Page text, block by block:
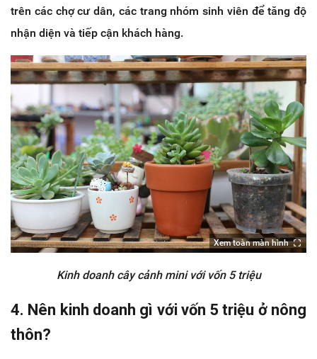
trên các chợ cư dân, các trang nhóm sinh viên để tăng độ
nhận diện và tiếp cận khách hàng.
Xem toàn màn hình
Kinh doanh cây cảnh mini với vốn 5 triệu
4. Nên kinh doanh gì với vốn 5 triệu ở nông
thôn?